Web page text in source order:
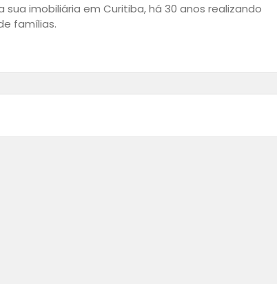
sua imobiliária em Curitiba, há 30 anos realizando
famílias.